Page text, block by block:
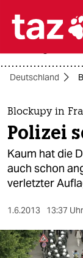
themen
politik
öko
sport
Deutschland
Blockupy in
Polizei
Kaum hat die
auch schon
verletzter
1.6.2013 13:37 Uhr